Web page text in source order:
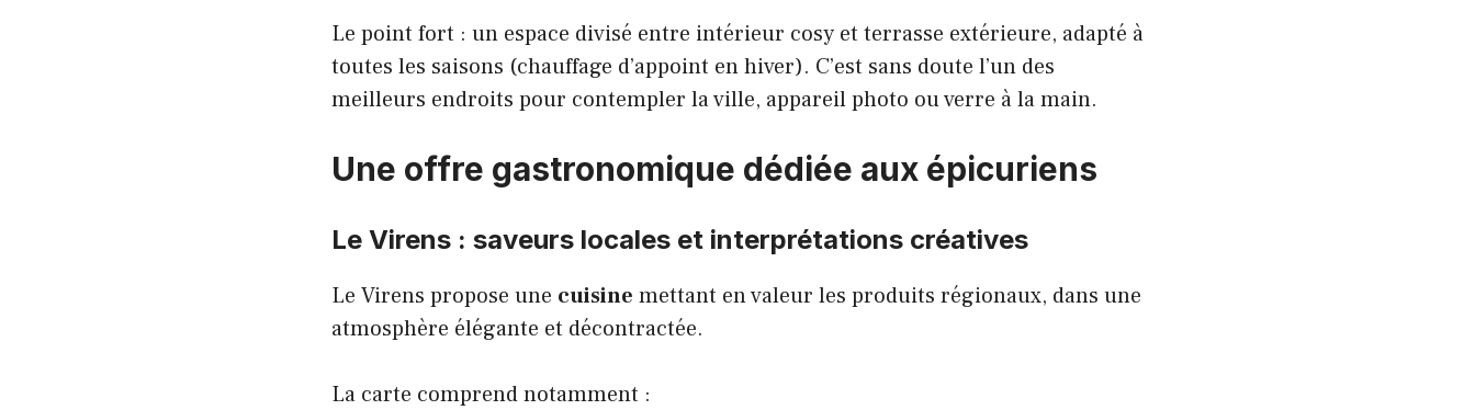
Le point fort : un espace divisé entre intérieur cosy et terrasse extérieure, adapté à
toutes les saisons (chauffage d’appoint en hiver). C’est sans doute l’un des
meilleurs endroits pour contempler la ville, appareil photo ou verre à la main.
Une offre gastronomique dédiée aux épicuriens
Le Virens : saveurs locales et interprétations créatives
Le Virens propose une cuisine mettant en valeur les produits régionaux, dans une
atmosphère élégante et décontractée.
La carte comprend notamment :